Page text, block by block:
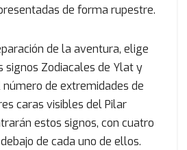
de forma rupestre.
de la aventura, elige
signos Zodiacales de Ylat y
de extremidades de
caras visibles del Pilar
estos signos, con cuatro
de cada uno de ellos.